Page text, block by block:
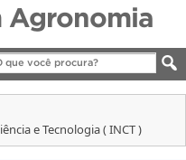
Agronomia
e Tecnologia ( INCT )